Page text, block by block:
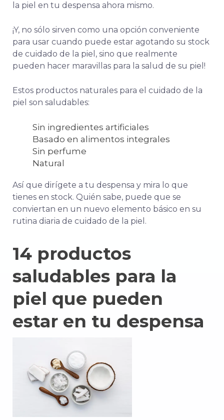
la piel en tu despensa ahora mismo.
¡Y, no sólo sirven como una opción conveniente
para usar cuando puede estar agotando su stock
de cuidado de la piel, sino que realmente
pueden hacer maravillas para la salud de su piel!
Estos productos naturales para el cuidado de la
piel son saludables:
Sin ingredientes artificiales
Basado en alimentos integrales
Sin perfume
Natural
Así que dirígete a tu despensa y mira lo que
tienes en stock. Quién sabe, puede que se
conviertan en un nuevo elemento básico en su
rutina diaria de cuidado de la piel.
14 productos
saludables para la
piel que pueden
estar en tu despensa